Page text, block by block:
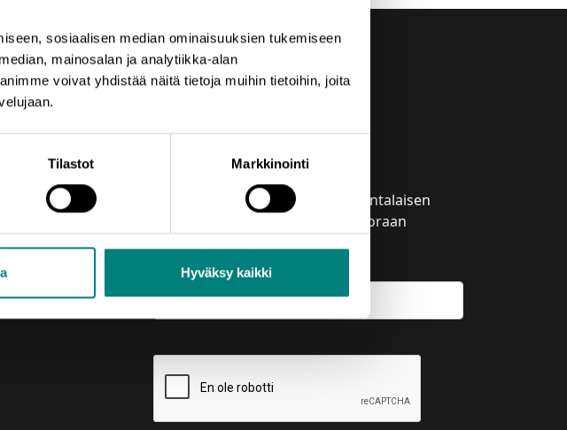
sosiaalisen median ominaisuuksien tukemiseen
mainosalan ja analytiikka-alan
voivat yhdistää näitä tietoja muihin tietoihin, joita
Tilastot Markkinointi
Hyväksy kaikki
Tilaa uutiskirje
Prizztechin uutiskirje tuo satakuntalaisen
elinkeinoelämän tapahtumat suoraan